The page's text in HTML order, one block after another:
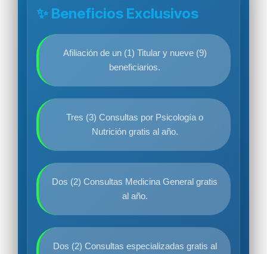
✨ Beneficios Exclusivos
Afiliación de un (1) Titular y nueve (9)
beneficiarios.
Tres (3) Consultas por Psicología o
Nutrición gratis al año.
Dos (2) Consultas Medicina General gratis
al año.
Dos (2) Consultas especializadas gratis al